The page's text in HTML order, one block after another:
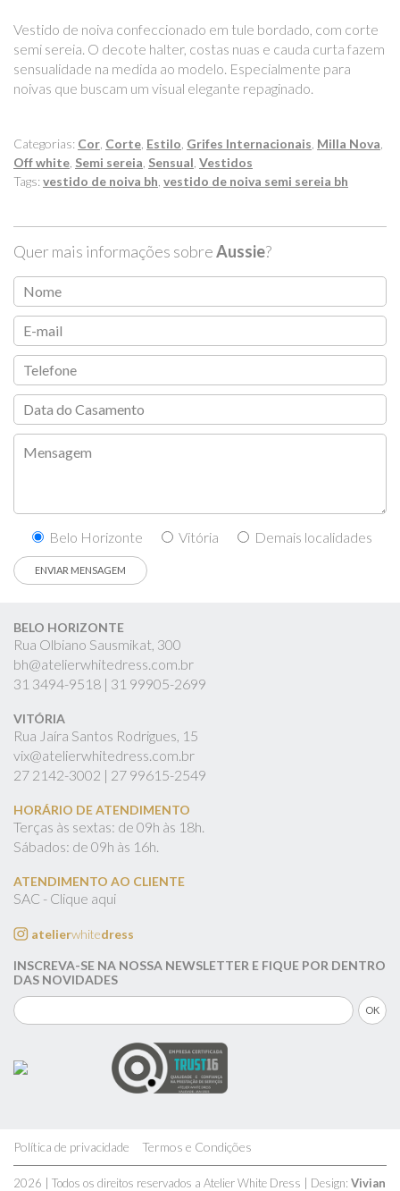
Vestido de noiva confeccionado em tule bordado, com corte
semi sereia. O decote halter, costas nuas e cauda curta fazem
sensualidade na medida ao modelo. Especialmente para
noivas que buscam um visual elegante repaginado.
Categorias: Cor Corte Estilo Grifes Internacionais Milla Nova
Off white Semi sereia Sensual Vestidos
Tags:vestido de noiva bh vestido de noiva semi sereia bh
Quer mais informações sobreAussie?
Belo Horizonte Vitória Demais localidades
BELO HORIZONTE
Rua Olbiano Sausmikat, 300
bh@atelierwhitedress.com.br
31 3494-9518 | 31 99905-2699
VITÓRIA
Rua Jaíra Santos Rodrigues, 15
vix@atelierwhitedress.com.br
27 2142-3002 | 27 99615-2549
HORÁRIO DE ATENDIMENTO
Terças às sextas: de 09h às 18h.
Sábados: de 09h às 16h.
ATENDIMENTO AO CLIENTE
SAC - Clique aqui
atelierwhitedress
INSCREVA-SE NA NOSSA NEWSLETTER E FIQUE POR DENTRO
DAS NOVIDADES
Política de privacidade Termos e Condições
2026 | Todos os direitos reservados a Atelier White Dress | Design: Vivian